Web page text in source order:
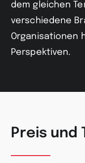
dem gleichen
verschiedene
Organisationen
Perspektiven.
Preis und